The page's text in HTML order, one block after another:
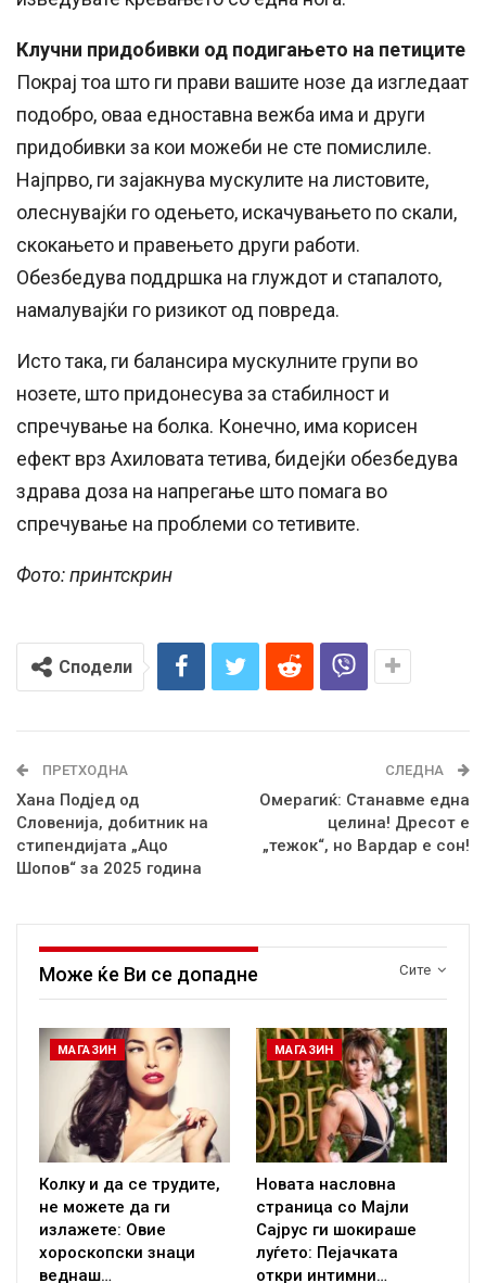
Клучни придобивки од подигањето на петиците
Покрај тоа што ги прави вашите нозе да изгледаат
подобро, оваа едноставна вежба има и други
придобивки за кои можеби не сте помислиле.
Најпрво, ги зајакнува мускулите на листовите,
олеснувајќи го одењето, искачувањето по скали,
скокањето и правењето други работи.
Обезбедува поддршка на глуждот и стапалото,
намалувајќи го ризикот од повреда.
Исто така, ги балансира мускулните групи во
нозете, што придонесува за стабилност и
спречување на болка. Конечно, има корисен
ефект врз Ахиловата тетива, бидејќи обезбедува
здрава доза на напрегање што помага во
спречување на проблеми со тетивите.
Фото: принтскрин
Сподели
ПРЕТХОДНА
Хана Подјед од
Словенија, добитник на
стипендијата „Ацо
Шопов“ за 2025 година
СЛЕДНА
Омерагиќ: Станавме една
целина! Дресот е
„тежок“, но Вардар е сон!
Сите
Може ќе Ви се допадне
МАГАЗИН
Колку и да се трудите,
не можете да ги
излажете: Овие
хороскопски знаци
веднаш…
МАГАЗИН
Новата насловна
страница со Мајли
Сајрус ги шокираше
луѓето: Пејачката
откри интимни…